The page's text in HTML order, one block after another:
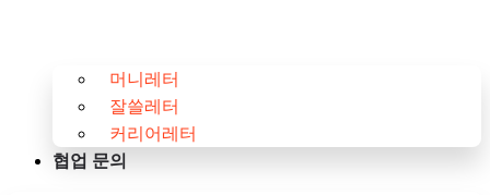
머니레터
잘쓸레터
커리어레터
협업 문의